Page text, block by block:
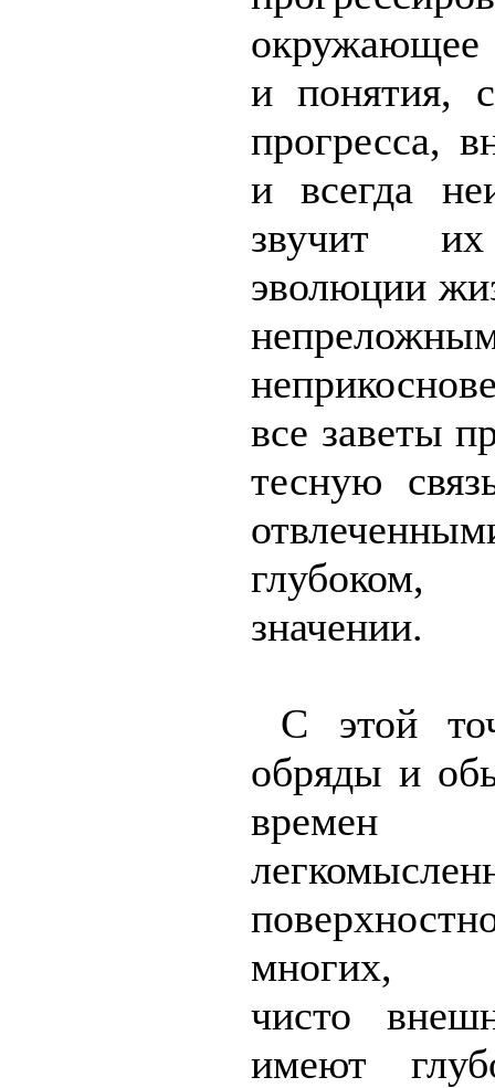
окружающее
и понятия,
прогресса,
и всегда
звучит
эволюции
все заветы
тесную
значении.
С этой
обряды и
времен
чисто
имеют